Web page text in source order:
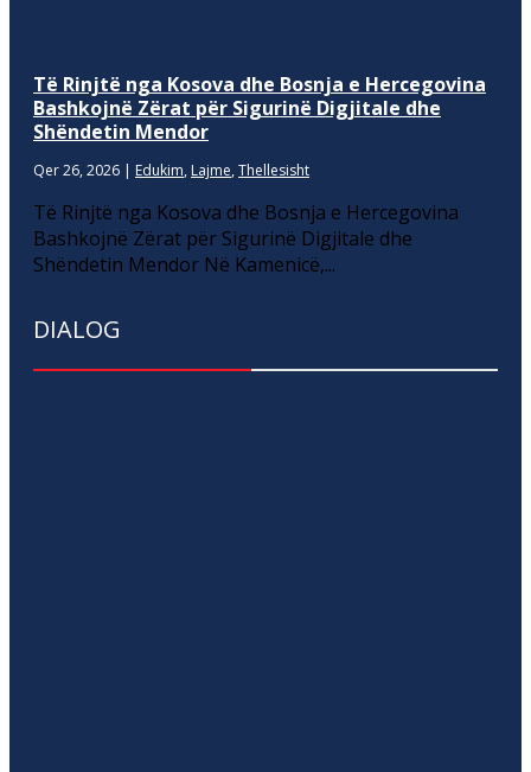
Të Rinjtë nga Kosova dhe Bosnja e Hercegovina
Bashkojnë Zërat për Sigurinë Digjitale dhe
Shëndetin Mendor
Qer 26, 2026 | Edukim, Lajme, Thellesisht
Të Rinjtë nga Kosova dhe Bosnja e Hercegovina
Bashkojnë Zërat për Sigurinë Digjitale dhe
Shëndetin Mendor Në Kamenicë,...
DIALOG